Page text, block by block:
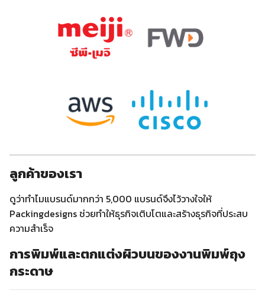
ลูกค้าของเรา
ดูว่าทำไมแบรนด์มากกว่า 5,000 แบรนด์จึงไว้วางใจให้
Packingdesigns ช่วยทำให้ธุรกิจเติบโตและสร้างธุรกิจที่ประสบ
ความสำเร็จ
การพิมพ์และตกแต่งผิวบนของงานพิมพ์ถุง
กระดาษ